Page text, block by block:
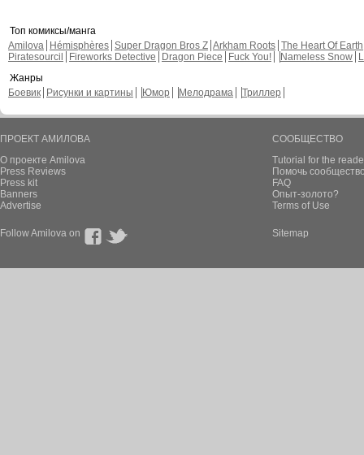
Топ комиксы/манга
Amilova
Hémisphères Super Dragon Bros Z Arkham Roots The Heart Of Earth
Piratesourcil
Fireworks Detective Dragon Piece Fuck You! Nameless Snow
Жанры
Боевик
Рисунки и картины Юмор Мелодрама Триллер
ПРОЕКТ АМИЛОВА
О проекте Amilova
Press Reviews
Press kit
Banners
Advertise
СООБЩЕСТВО
Tutorial for the
Помочь
FAQ
Опыт-золото?
Terms of Use
Follow Amilova on Sitemap